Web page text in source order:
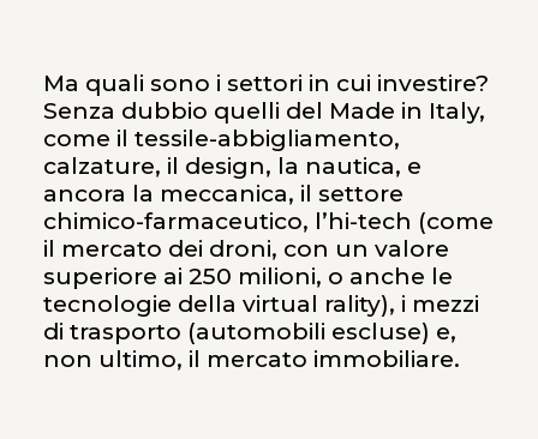
Ma quali sono i settori in cui investire?
Senza dubbio quelli del Made in Italy,
come il tessile-abbigliamento,
calzature, il design, la nautica, e
ancora la meccanica, il settore
chimico-farmaceutico, l’hi-tech (come
il mercato dei droni, con un valore
superiore ai 250 milioni, o anche le
tecnologie della virtual rality), i mezzi
di trasporto (automobili escluse) e,
non ultimo, il mercato immobiliare.